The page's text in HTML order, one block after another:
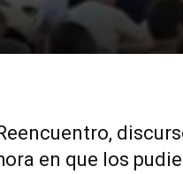
en que los